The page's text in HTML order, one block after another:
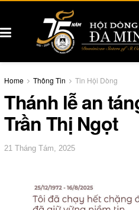
Home Thông Tin Tin Hội Dòng
Thánh lễ an
Trần Thị Ngọt
21 Tháng Tám, 2025